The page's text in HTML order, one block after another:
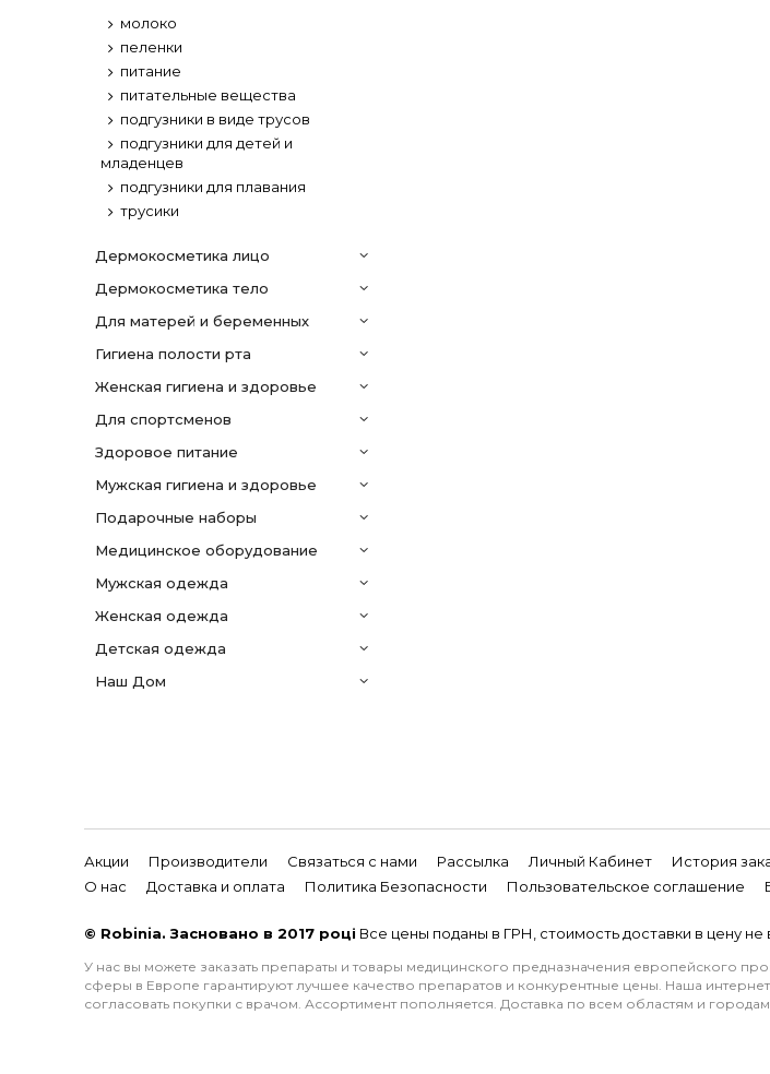
молоко
пеленки
питание
питательные вещества
подгузники в виде трусов
подгузники для детей и
младенцев
подгузники для плавания
трусики
дермокосметика лицо
дермокосметика тело
Для матерей и беременных
гигиена полости рта
женская гигиена и здоровье
для спортсменов
здоровое питание
мужская гигиена и здоровье
подарочные наборы
медицинское оборудование
мужская одежда
женская одежда
детская одежда
Наш Дом
Акции Производители Связаться с нами Рассылка Личный Кабинет История
О нас
Доставка и оплата Политика Безопасности Пользовательское соглашение
© Robinia. Засновано в 2017 році Все цены поданы в ГРН, стоимость доставки в цену не
У нас вы можете заказать препараты и товары медицинского предназначения европейского
сферы в Европе гарантируют лучшее качество препаратов и конкурентные цены. Наша
согласовать покупки с врачом. Ассортимент пополняется. Доставка по всем областям и